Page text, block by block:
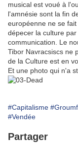
musical est voué à
l'amnésie sont la fin
européenne ne se
dépecer la culture
communication. Le
Tibor Navracsiscs ne
de la Culture est en
Et une photo qui n'a
#Capitalisme #Groumf
#Vendée
Partager